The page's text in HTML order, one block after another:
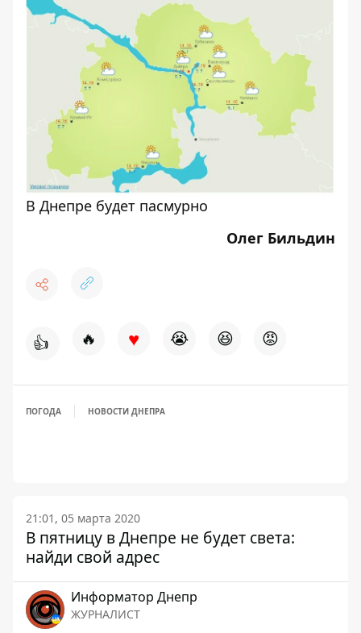
В Днепре будет пасмурно
Олег Бильдин
👍 🔥 ♥ 😭 😆 😡
ПОГОДА НОВОСТИ ДНЕПРА
21:01, 05 марта 2020
В пятницу в Днепре не будет света:
найди свой адрес
Информатор Днепр
ЖУРНАЛИСТ